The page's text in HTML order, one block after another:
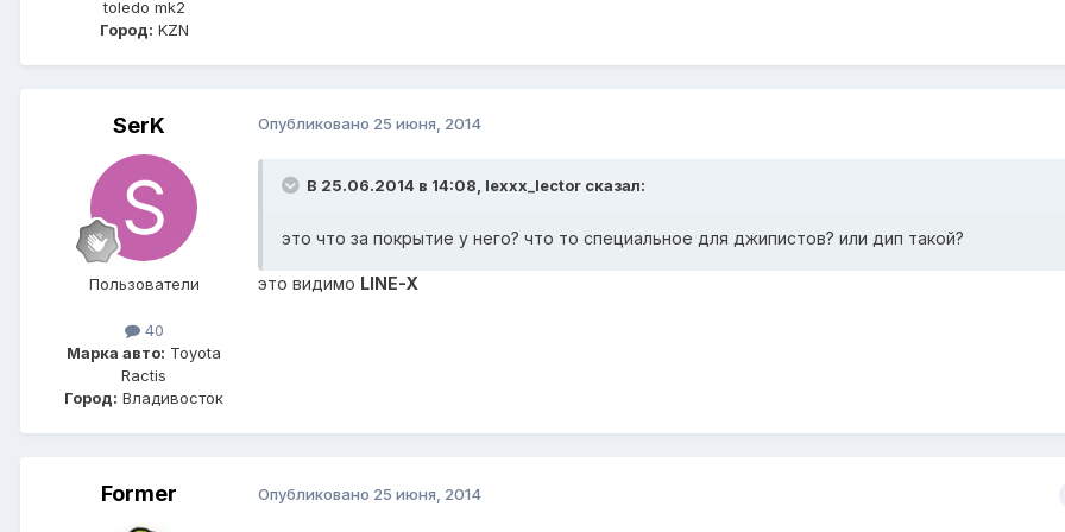
toledo mk2
Город: KZN
SerK
Пользователи
40
Марка авто: Toyota
Ractis
Город: Владивосток
Опубликовано 25 июня, 2014
В 25.06.2014 в 14:08, lexxx_lector сказал:
это что за покрытие у него? что то специальное для джипистов? или дип такой?
это видимо LINE-X
Former Опубликовано 25 июня, 2014